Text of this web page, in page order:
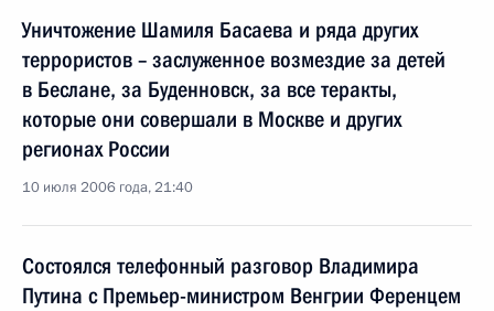
Уничтожение Шамиля Басаева и ряда других
террористов – заслуженное возмездие за детей
в Беслане, за Буденновск, за все теракты,
которые они совершали в Москве и других
регионах России
10 июля 2006 года, 21:40
Состоялся телефонный разговор Владимира
Путина с Премьер-министром Венгрии Ференцем